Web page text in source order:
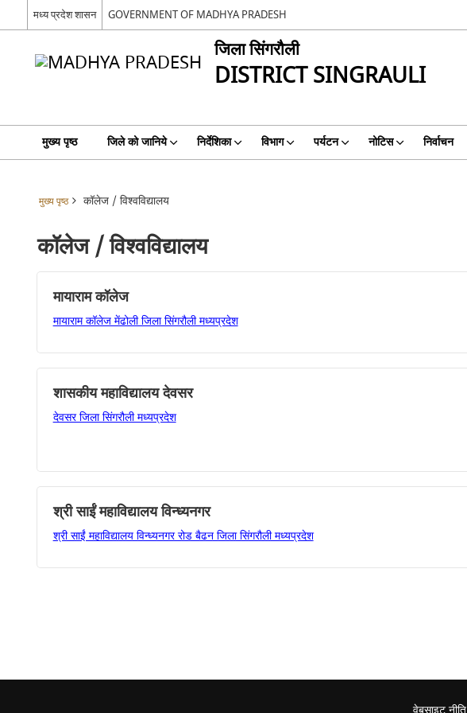
मध्य प्रदेश शासन GOVERNMENT OF MADHYA PRADESH
जिला सिंगरौली
DISTRICT SINGRAULI
मुख्य पृष्ठ जिले को जानिये निर्देशिका विभाग पर्यटन नोटिस निर्वाचन
मुख्य पृष्ठ कॉलेज / विश्वविद्यालय
कॉलेज / विश्वविद्यालय
मायाराम कॉलेज
मायाराम कॉलेज मेंढोली जिला सिंगरौली मध्यप्रदेश
शासकीय महाविद्यालय देवसर
देवसर जिला सिंगरौली मध्यप्रदेश
श्री साईं महाविद्यालय विन्ध्यनगर
श्री साईं महाविद्यालय विन्ध्यनगर रोड बैढन जिला सिंगरौली मध्यप्रदेश